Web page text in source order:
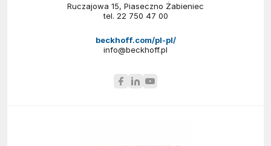
Ruczajowa 15, Piaseczno Żabieniec
tel. 22 750 47 00
beckhoff.com/pl-pl/
info@beckhoff.pl